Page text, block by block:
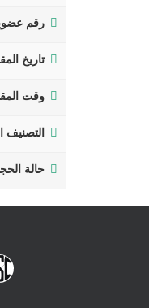
رقم
تاريخ
وقت
التصنيف
حالة